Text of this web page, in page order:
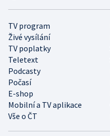
TV program
Živé vysílání
TV poplatky
Teletext
Podcasty
Počasí
E-shop
Mobilní a TV aplikace
Vše o ČT